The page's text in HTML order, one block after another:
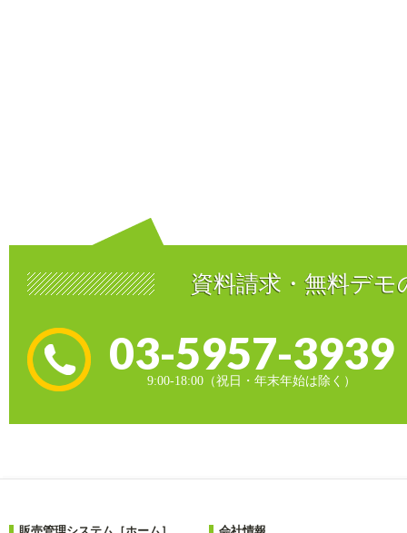
資料請求・無料デモ
03-5957-3939
9:00-18:00（祝日・年末年始は除く）